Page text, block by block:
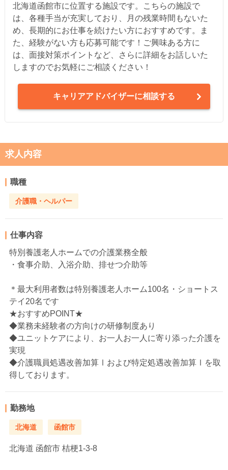
北海道函館市に位置する施設です。こちらの施設で
は、各種手当が充実しており、月の残業時間もないた
め、長期的にお仕事を続けたい方におすすめです。ま
た、経験がない方も応募可能です！ご興味ある方に
は、面接対策ポイントなど、さらに詳細をお話しいた
しますのでお気軽にご相談ください！
キャリアアドバイザーに相談する
求人内容
職種
介護職・ヘルパー
仕事内容
特別養護老人ホームでの介護業務全般
・食事介助、入浴介助、排せつ介助等
＊最大利用者数は特別養護老人ホーム100名・ショートス
テイ20名です
★おすすめPOINT★
◆業務未経験者の方向けの研修制度あり
◆ユニットケアにより、お一人お一人に寄り添った介護を
実現
◆介護職員処遇改善加算Ⅰおよび特定処遇改善加算Ⅰを取
得しております。
勤務地
北海道 函館市
北海道 函館市 桔梗1-3-8